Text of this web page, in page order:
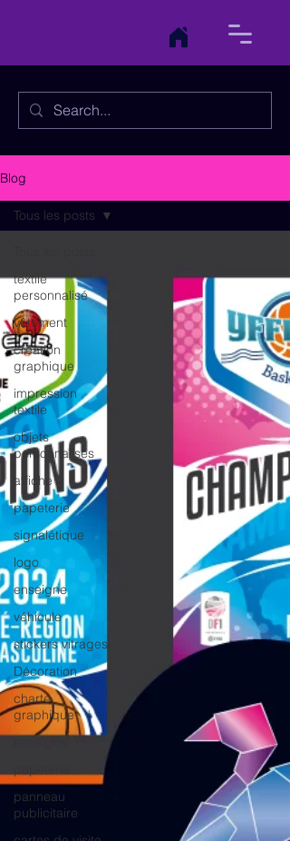
Blog
textile
personnalisé
vêtement
création
graphique
impression
textile
objets
personnalisés
affiche
papeterie
signalétique
logo
enseigne
véhicule
stickers vitrages
Décoration
charte
graphique
enseigne
panneau
publicitaire
Tous les posts